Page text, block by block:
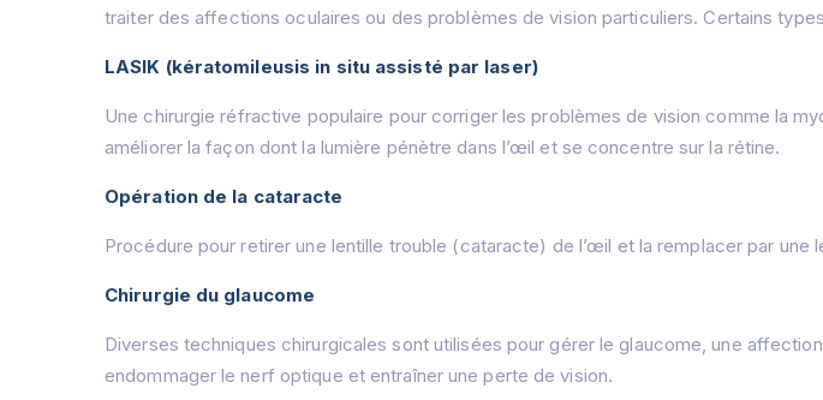
traiter des affections oculaires ou des problèmes de vision particuliers. Certains
LASIK (kératomileusis in situ assisté par laser)
Une chirurgie réfractive populaire pour corriger les problèmes de vision comme la
améliorer la façon dont la lumière pénètre dans l’œil et se concentre sur la rétine.
Opération de la cataracte
Procédure pour retirer une lentille trouble (cataracte) de l’œil et la remplacer par
Chirurgie du glaucome
Diverses techniques chirurgicales sont utilisées pour gérer le glaucome, une
endommager le nerf optique et entraîner une perte de vision.